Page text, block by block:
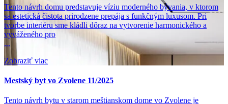
Tento návrh domu predstavuje víziu moderného bývania, v ktorom
sa estetická čistota prirodzene prepája s funkčným luxusom. Pri
tvorbe interiéru sme kládli dôraz na vytvorenie harmonického a
vyváženého pro
...
Zobraziť viac
Mestský byt vo Zvolene 11/2025
Tento návrh bytu v starom meštianskom dome vo Zvolene je